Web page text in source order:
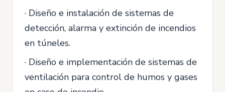
· Diseño e instalación de sistemas de
detección, alarma y extinción de incendios
en túneles.
· Diseño e implementación de sistemas de
ventilación para control de humos y gases